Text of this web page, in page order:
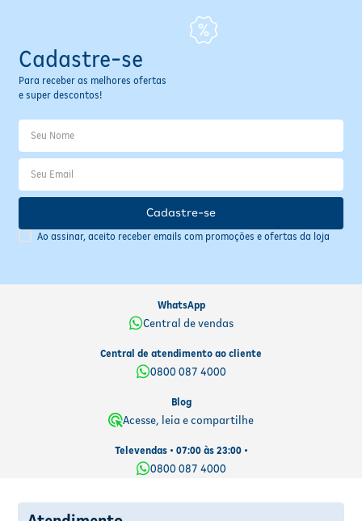
Cadastre-se
Para receber as melhores ofertas
e super descontos!
Ao assinar, aceito receber emails com promoções e ofertas da loja
Cadastre-se
WhatsApp
Central de vendas
Central de atendimento ao cliente
0800 087 4000
Blog
Acesse, leia e compartilhe
Televendas • 07:00 às 23:00 •
0800 087 4000